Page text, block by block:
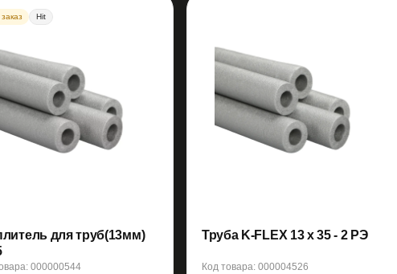
Hit
для труб(13мм)
000000544
Труба K-FLEX 13 х 35 - 2 РЭ
Код товара: 000004526